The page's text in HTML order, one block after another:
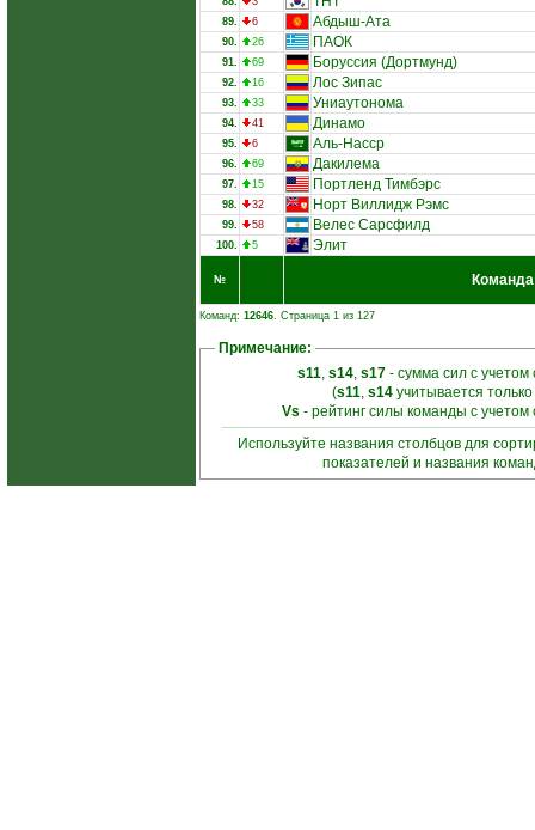
89. 6 Абдыш-Ата
90. 26 ПАОК
91. 69 Боруссия (Дортмунд)
92. 16 Лос Зипас
93. 33 Униаутонома
94. 41 Динамо
95. 6 Аль-Насср
96. 69 Дакилема
97. 15 Портленд Тимбэрс
98. 32 Норт Виллидж Рэмс
99. 58 Велес Сарсфилд
100. 5 Элит
№ Команда
Команд: 12646. Страница 1 из 127
Примечание:
s11, s14, s17- сумма сил с учетом
(s11, s14 учитывается
Vs - рейтинг силы команды с
Используйте названия столбцов для
показателей и названия